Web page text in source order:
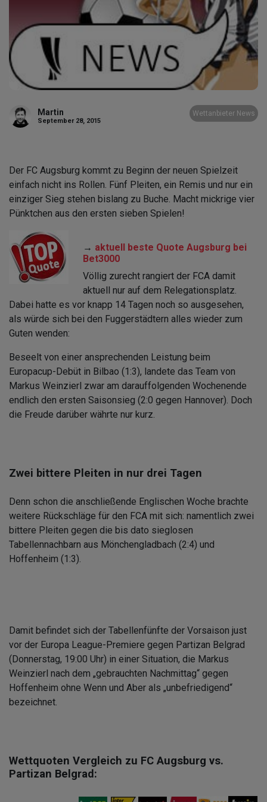
Martin
September 28, 2015
Wettanbieter News
Der FC Augsburg kommt zu Beginn der neuen Spielzeit
einfach nicht ins Rollen. Fünf Pleiten, ein Remis und nur ein
einziger Sieg stehen bislang zu Buche. Macht mickrige vier
Pünktchen aus den ersten sieben Spielen!
→ aktuell beste Quote Augsburg bei
Bet3000
Völlig zurecht rangiert der FCA damit
aktuell nur auf dem Relegationsplatz.
Dabei hatte es vor knapp 14 Tagen noch so ausgesehen,
als würde sich bei den Fuggerstädtern alles wieder zum
Guten wenden:
Beseelt von einer ansprechenden Leistung beim
Europacup-Debüt in Bilbao (1:3), landete das Team von
Markus Weinzierl zwar am darauffolgenden Wochenende
endlich den ersten Saisonsieg (2:0 gegen Hannover). Doch
die Freude darüber währte nur kurz.
Zwei bittere Pleiten in nur drei Tagen
Denn schon die anschließende Englischen Woche brachte
weitere Rückschläge für den FCA mit sich: namentlich zwei
bittere Pleiten gegen die bis dato sieglosen
Tabellennachbarn aus Mönchengladbach (2:4) und
Hoffenheim (1:3).
Damit befindet sich der Tabellenfünfte der Vorsaison just
vor der Europa League-Premiere gegen Partizan Belgrad
(Donnerstag, 19:00 Uhr) in einer Situation, die Markus
Weinzierl nach dem „gebrauchten Nachmittag“ gegen
Hoffenheim ohne Wenn und Aber als „unbefriedigend“
bezeichnet.
Wettquoten Vergleich zu FC Augsburg vs.
Partizan Belgrad: